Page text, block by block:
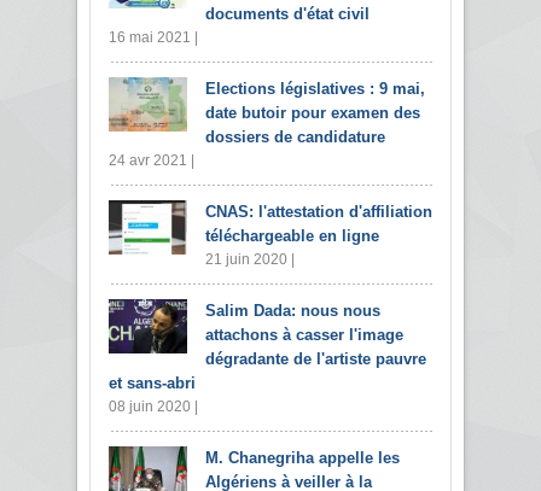
documents d'état civil
16 mai 2021 |
Elections législatives : 9 mai,
date butoir pour examen des
dossiers de candidature
24 avr 2021 |
CNAS: l'attestation d'affiliation
téléchargeable en ligne
21 juin 2020 |
Salim Dada: nous nous
attachons à casser l'image
dégradante de l'artiste pauvre
et sans-abri
08 juin 2020 |
M. Chanegriha appelle les
Algériens à veiller à la